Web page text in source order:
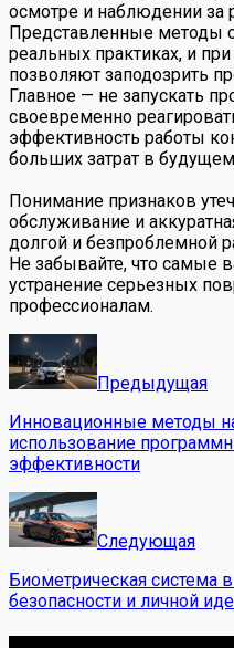
осмотре и наблюдении за
Представленные методы
реальных практиках, и
позволяют заподозрить
Главное — не запускать
своевременно
эффективность работы
больших затрат в
Понимание признаков
обслуживание и
долгой и безпроблемной
Не забывайте, что самые
устранение серьезных
профессионалам.
Предыдущая
Инновационные методы
использование
эффективности
Следующая
Биометрическая система
безопасности и личной